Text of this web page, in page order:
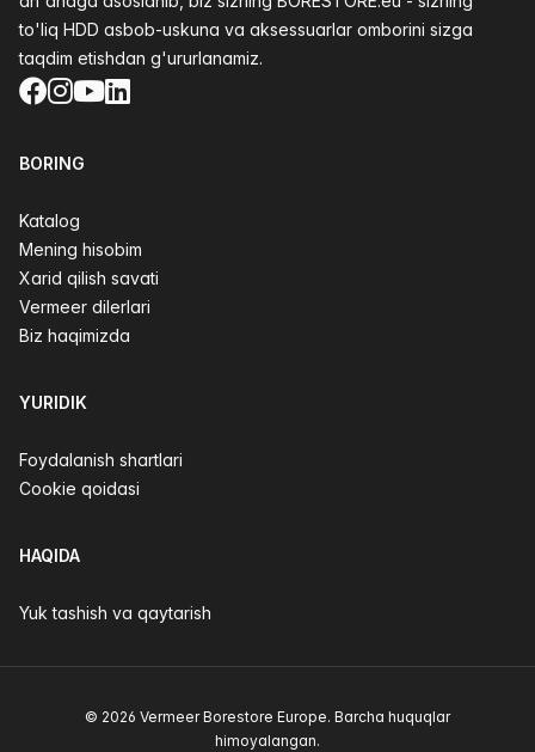
to'liq HDD asbob-uskuna va aksessuarlar omborini sizga
taqdim etishdan g'ururlanamiz.
Facebook
Instagram
YouTube
LinkedIn
BORING
Katalog
Mening hisobim
Xarid qilish savati
Vermeer dilerlari
Biz haqimizda
YURIDIK
Foydalanish shartlari
Cookie qoidasi
HAQIDA
Yuk tashish va qaytarish
© 2026 Vermeer Borestore Europe. Barcha huquqlar
himoyalangan.